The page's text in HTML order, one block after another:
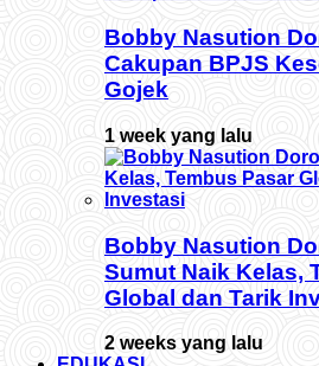
Bobby Nasution
Cakupan BPJS
Gojek
1 week yang lalu
Bobby Nasution
Sumut Naik Kelas,
Global dan Tarik
2 weeks yang lalu